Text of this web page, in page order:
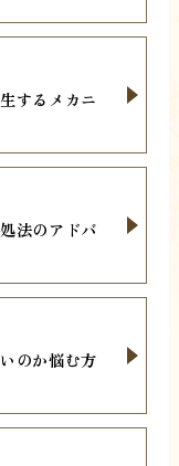
するメカニ
法のアドバ
のか悩む方